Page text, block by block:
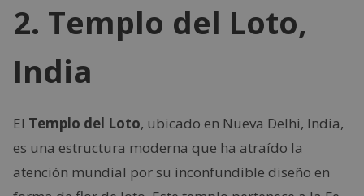
2. Templo del Loto,
India
El Templo del Loto, ubicado en Nueva Delhi, India,
es una estructura moderna que ha atraído la
atención mundial por su inconfundible diseño en